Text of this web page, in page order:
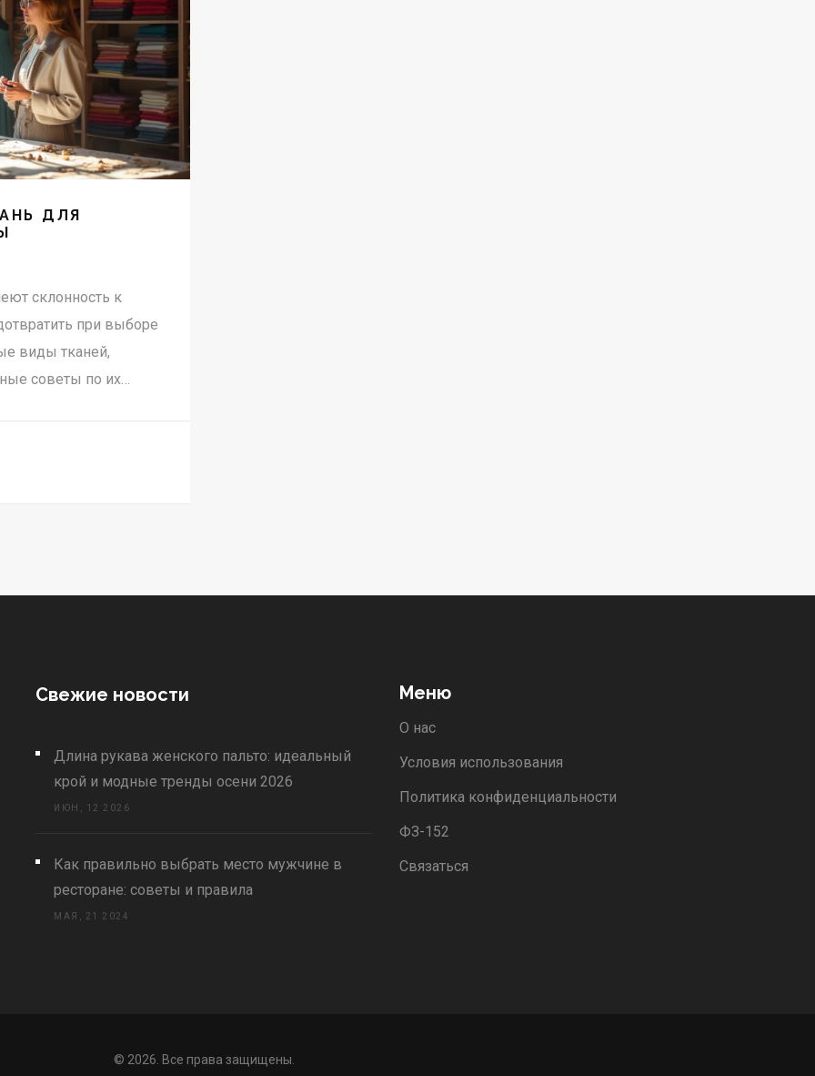
ДЛЯ
склонность к
при выборе
виды тканей,
советы по их
сделать правильный
Свежие новости
Длина рукава женского пальто: идеальный
крой и модные тренды осени 2026
ИЮН, 12 2026
Как правильно выбрать место мужчине в
ресторане: советы и правила
МАЯ, 21 2024
Меню
О нас
Условия использования
Политика конфиденциальности
ФЗ-152
Связаться
© 2026. Все права защищены.